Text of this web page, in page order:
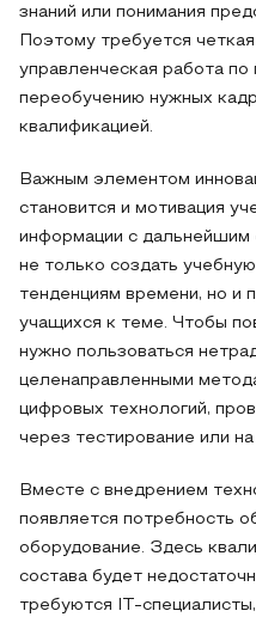
знаний или понимания
Поэтому требуется
управленческая работа по
переобучению нужных
квалификацией.
Важным элементом
становится и мотивация
информации с
не только создать
тенденциям времени, но и
учащихся к теме. Чтобы
нужно пользоваться
целенаправленными
цифровых технологий,
через тестирование или на
Вместе с внедрением
появляется потребность
оборудование. Здесь
состава будет
требуются IT-